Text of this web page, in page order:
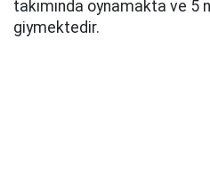
takımında oynamakta ve 5
giymektedir.